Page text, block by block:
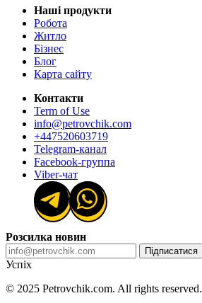
Наші продукти
Робота
Житло
Бізнес
Блог
Карта сайту
Контакти
Term of Use
info@petrovchik.com
+447520603719
Telegram-канал
Facebook-группа
Viber-чат
Розсилка новин
Підписатися
Успіх
© 2025 Petrovchik.com. All rights reserved.